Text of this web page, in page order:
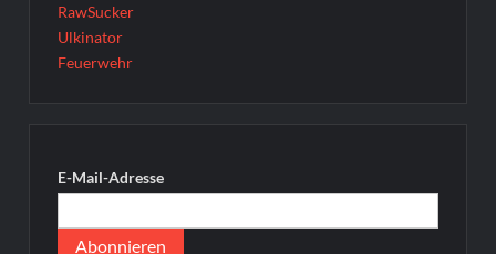
RawSucker
Ulkinator
Feuerwehr
E-Mail-Adresse